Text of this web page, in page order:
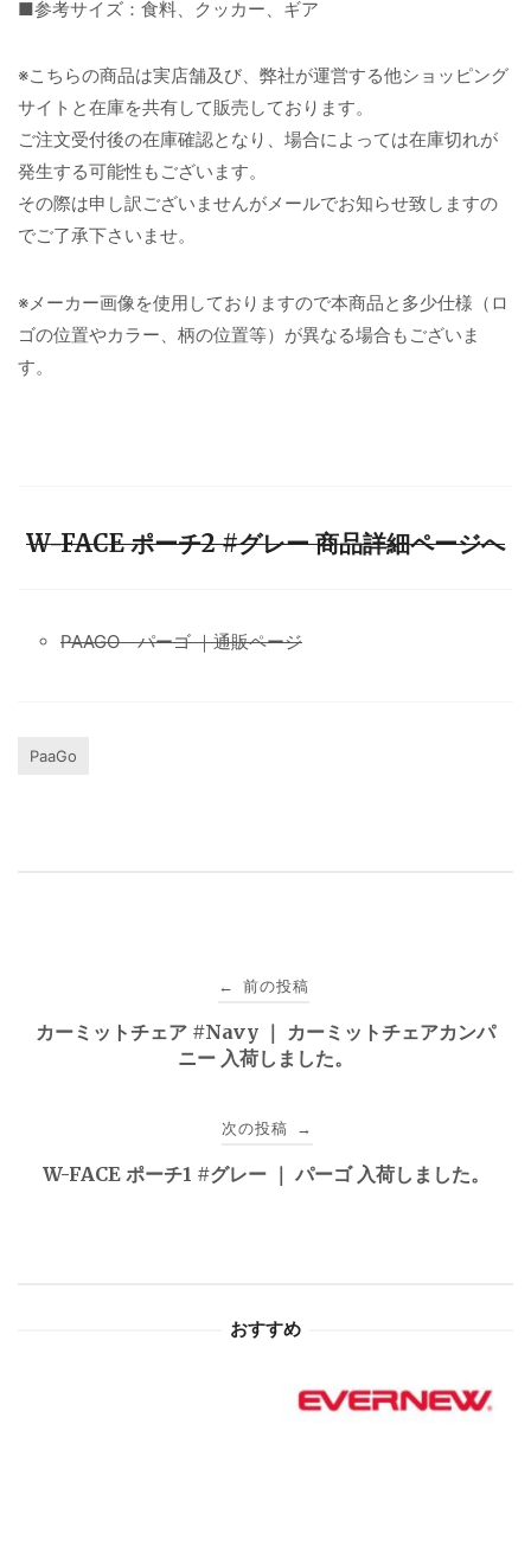
■参考サイズ：食料、クッカー、ギア
※こちらの商品は実店舗及び、弊社が運営する他ショッピング
サイトと在庫を共有して販売しております。
ご注文受付後の在庫確認となり、場合によっては在庫切れが
発生する可能性もございます。
その際は申し訳ございませんがメールでお知らせ致しますの
でご了承下さいませ。
※メーカー画像を使用しておりますので本商品と多少仕様（ロ
ゴの位置やカラー、柄の位置等）が異なる場合もございま
す。
W-FACE ポーチ2 #グレー 商品詳細ページへ
PAAGO パーゴ ｜通販ページ
PaaGo
稿
ゲ
← 前の投稿
カーミットチェア #Navy ｜ カーミットチェアカンパ
ニー 入荷しました。
次の投稿 →
W-FACE ポーチ1 #グレー ｜ パーゴ 入荷しました。
おすすめ